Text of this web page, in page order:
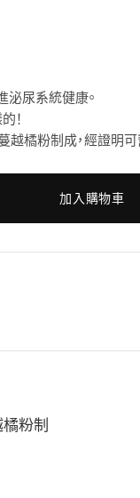
尿系統健康。
！
橘粉制成，經證明可
加入購物車
粉制